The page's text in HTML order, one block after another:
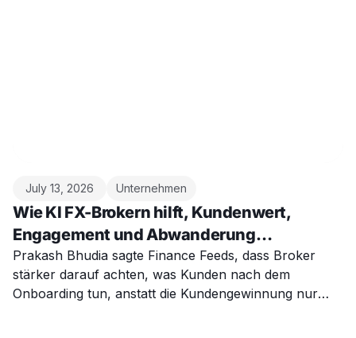
July 13, 2026 Unternehmen
Wie KI FX-Brokern hilft, Kundenwert,
Engagement und Abwanderung
vorherzusagen
Prakash Bhudia sagte Finance Feeds, dass Broker
stärker darauf achten, was Kunden nach dem
Onboarding tun, anstatt die Kundengewinnung nur